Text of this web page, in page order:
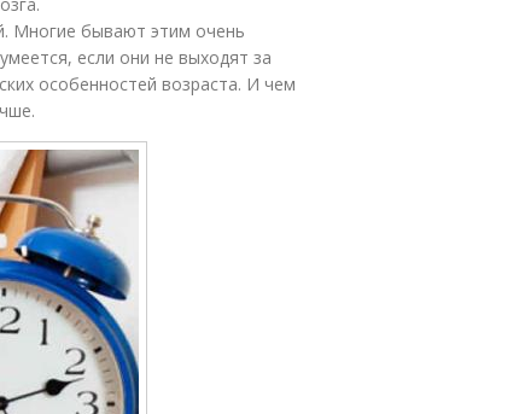
Многие бывают этим очень
если они не выходят за
особенностей возраста. И чем